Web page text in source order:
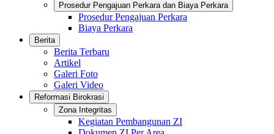
Prosedur Pengajuan Perkara dan Biaya Perkara
Prosedur Pengajuan Perkara
Biaya Perkara
Berita
Berita Terbaru
Artikel
Galeri Foto
Galeri Video
Reformasi Birokrasi
Zona Integritas
Kegiatan Pembangunan ZI